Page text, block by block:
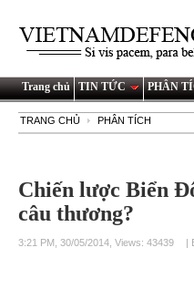
Trang chủ TIN TỨC PHÂN
TRANG CHỦ PHÂN TÍCH
Chiến lược Biển
câu thương?
3:21 PM, 30/05/2014, Views: 43439 |